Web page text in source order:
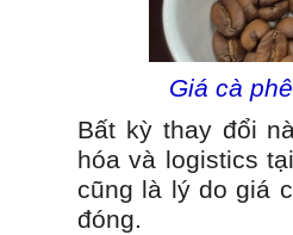
Giá cà
Bất kỳ thay đổi
hóa và logistics
cũng là lý do giá
đóng.